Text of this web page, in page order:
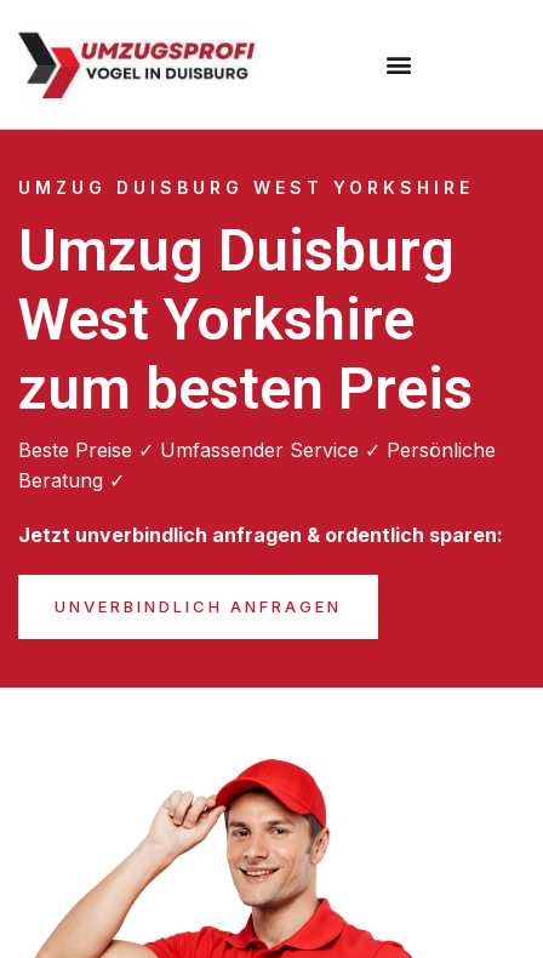
UMZUG DUISBURG WEST YORKSHIRE
Umzug Duisburg
West Yorkshire
zum besten Preis
Beste Preise ✓ Umfassender Service ✓ Persönliche
Beratung ✓
Jetzt unverbindlich anfragen & ordentlich sparen:
UNVERBINDLICH ANFRAGEN